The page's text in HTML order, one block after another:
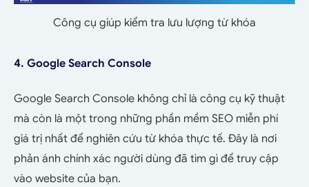
Công cụ giúp kiểm tra lưu lượng từ khóa
4. Google Search Console
Google Search Console không chỉ là công cụ kỹ thuật
mà còn là một trong những phần mềm SEO miễn phí
giá trị nhất để nghiên cứu từ khóa thực tế. Đây là nơi
phản ánh chính xác người dùng đã tìm gì để truy cập
vào website của bạn.